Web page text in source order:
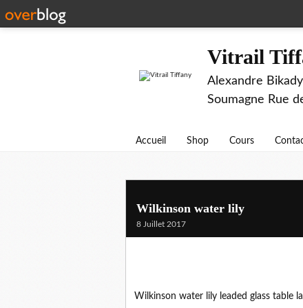
Vitrail
Alexandre
Soumagne Rue
Accueil Shop Cours
Wilkinson water lily
8 Juillet 2017
Wilkinson water lily leaded glass